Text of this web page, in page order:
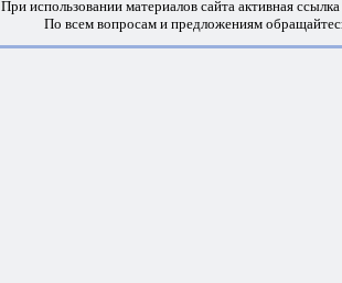
При использовании материалов сайта активная
По всем вопросам и предложениям